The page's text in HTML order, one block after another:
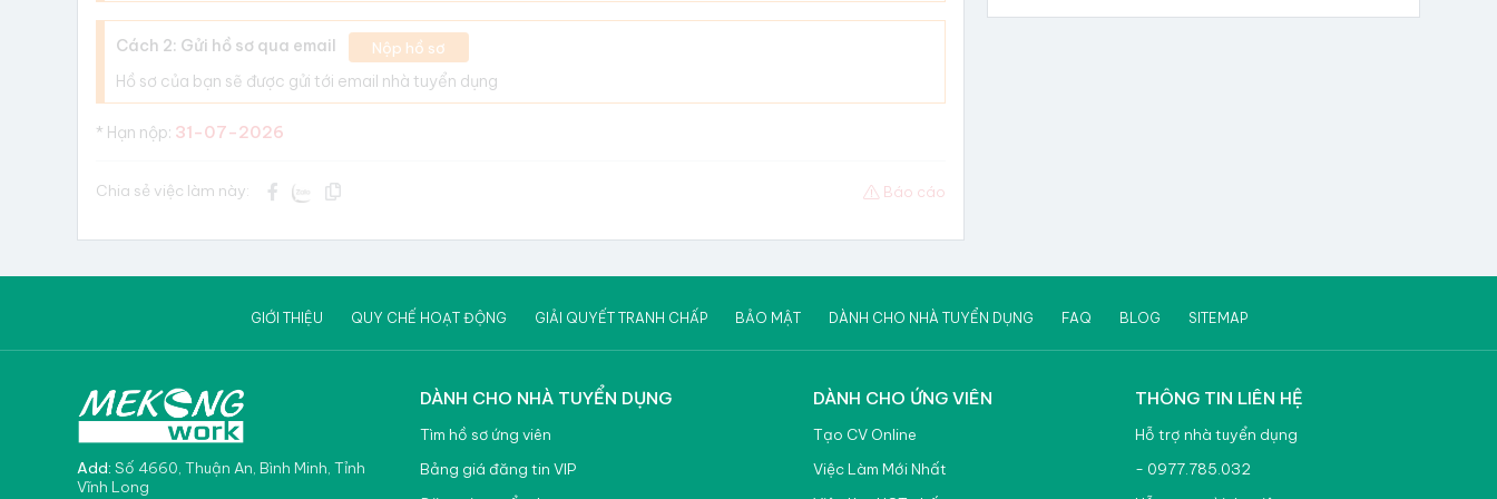
Cách 2: Gửi hồ sơ qua email
Nộp hồ sơ
Hồ sơ của bạn sẽ được gửi tới email nhà tuyển dụng
* Hạn nộp: 31-07-2026
Chia sẻ việc làm này: Báo cáo
GIỚI THIỆU QUY CHẾ HOẠT ĐỘNG GIẢI QUYẾT TRANH CHẤP BẢO MẬT DÀNH CHO NHÀ TUYỂN DỤNG FAQ BLOG SITEMAP
Add: Số 4660, Thuận An, Bình Minh, Tỉnh
Vĩnh Long
DÀNH CHO NHÀ TUYỂN DỤNG
Tìm hồ sơ ứng viên
Bảng giá đăng tin VIP
DÀNH CHO ỨNG VIÊN
Tạo CV Online
Việc Làm Mới Nhất
THÔNG TIN LIÊN HỆ
Hỗ trợ nhà tuyển dụng
- 0977.785.032